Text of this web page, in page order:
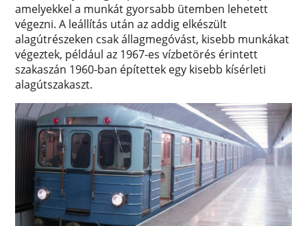
amelyekkel a munkát gyorsabb ütemben lehetett
végezni. A leállítás után az addig elkészült
alagútrészeken csak állagmegóvást, kisebb munkákat
végeztek, például az 1967-es vízbetörés érintett
szakaszán 1960-ban építettek egy kisebb kísérleti
alagútszakaszt.